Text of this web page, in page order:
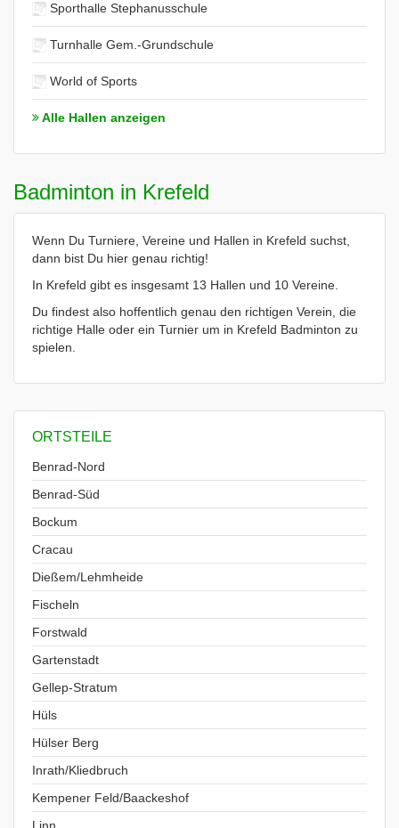
Sporthalle Stephanusschule
Turnhalle Gem.-Grundschule
World of Sports
Alle Hallen anzeigen
Badminton in Krefeld
Wenn Du Turniere, Vereine und Hallen in Krefeld suchst,
dann bist Du hier genau richtig!
In Krefeld gibt es insgesamt 13 Hallen und 10 Vereine.
Du findest also hoffentlich genau den richtigen Verein, die
richtige Halle oder ein Turnier um in Krefeld Badminton zu
spielen.
ORTSTEILE
Benrad-Nord
Benrad-Süd
Bockum
Cracau
Dießem/Lehmheide
Fischeln
Forstwald
Gartenstadt
Gellep-Stratum
Hüls
Hülser Berg
Inrath/Kliedbruch
Kempener Feld/Baackeshof